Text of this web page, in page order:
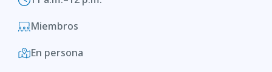
Miembros
En persona